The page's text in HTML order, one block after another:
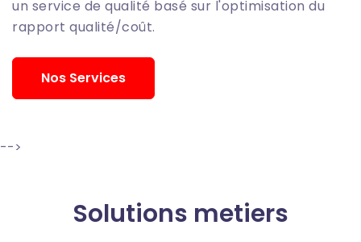
un service de qualité basé sur l'optimisation du
rapport qualité/coût.
Nos Services
-->
Solutions metiers